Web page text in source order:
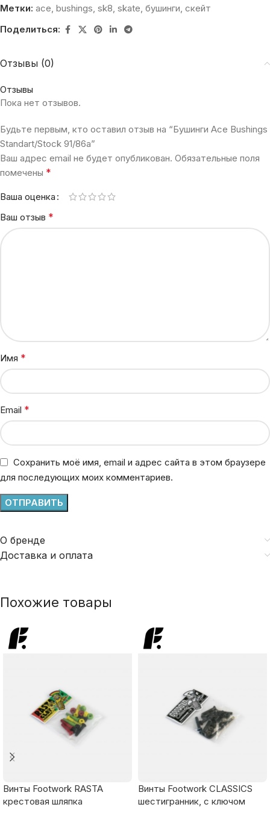
Метки: ace, bushings, sk8, skate, бушинги, скейт
Поделиться:
Отзывы (0)
Отзывы
Пока нет отзывов.
Будьте первым, кто оставил отзыв на “Бушинги Ace Bushings
Standart/Stock 91/86a”
Ваш адрес email не будет опубликован. Обязательные поля
помечены *
Ваша оценка
Ваш отзыв *
Имя *
Email *
Сохранить моё имя, email и адрес сайта в этом браузере
для последующих моих комментариев.
О бренде
Доставка и оплата
Похожие товары
Винты Footwork RASTA
крестовая шляпка
Винты Footwork CLASSICS
шестигранник, с ключом